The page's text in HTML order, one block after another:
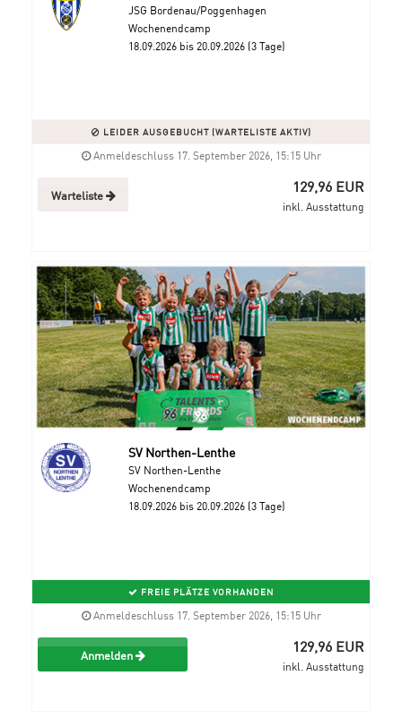
JSG Bordenau/Poggenhagen
Wochenendcamp
18.09.2026 bis 20.09.2026 (3 Tage)
LEIDER AUSGEBUCHT (WARTELISTE AKTIV)
Anmeldeschluss 17. September 2026, 15:15 Uhr
Warteliste 129,96 EUR
inkl. Ausstattung
SV Northen-Lenthe
SV Northen-Lenthe
Wochenendcamp
18.09.2026 bis 20.09.2026 (3 Tage)
FREIE PLÄTZE VORHANDEN
Anmeldeschluss 17. September 2026, 15:15 Uhr
Anmelden 129,96 EUR
inkl. Ausstattung